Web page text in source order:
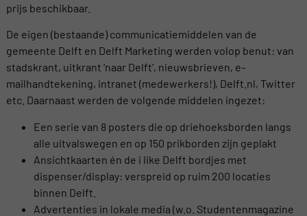
prijs beschikbaar.
De eigen (bestaande) communicatiemiddelen van de
gemeente Delft en Delft Marketing werden volop benut: van
stadskrant, uitkrant ‘naar Delft’, nieuwsbrieven, e-
mailhandtekening, intranet (medewerkers!), Delft.nl, Twitter
etc. Daarnaast werden de volgende middelen ingezet:
Een serie van 8 posters die op driehoeksborden langs
alle uitvalswegen en op 150 prikborden zijn geplakt
Ansichtkaarten én de i like Delft bordjes met
dispenser/display: verspreid op ruim 200 locaties
binnen Delft.
Advertenties in lokale media (w.o. Studentenmagazine